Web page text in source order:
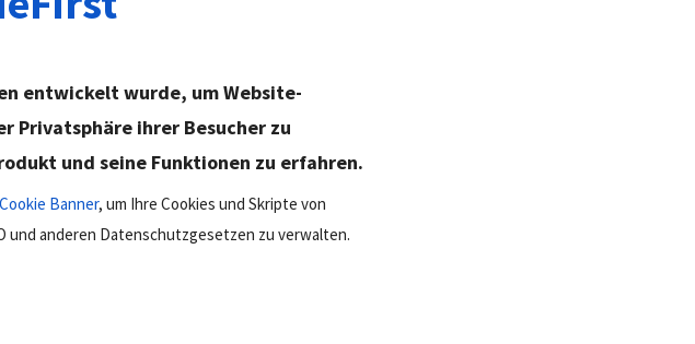
entwickelt wurde, um Website-
Privatsphäre ihrer Besucher zu
und seine Funktionen zu erfahren.
Cookie Banner, um Ihre Cookies und Skripte von
und anderen Datenschutzgesetzen zu verwalten.